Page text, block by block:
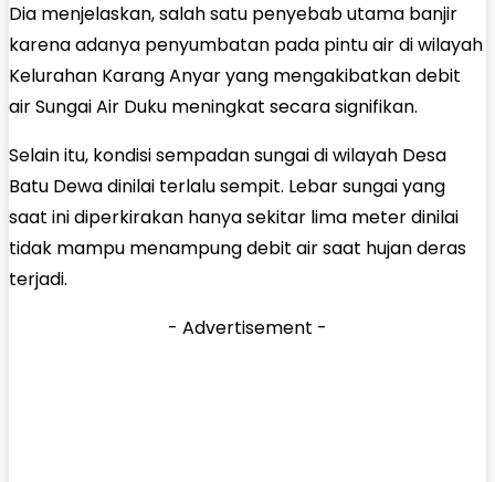
Dia menjelaskan, salah satu penyebab utama banjir
karena adanya penyumbatan pada pintu air di wilayah
Kelurahan Karang Anyar yang mengakibatkan debit
air Sungai Air Duku meningkat secara signifikan.
Selain itu, kondisi sempadan sungai di wilayah Desa
Batu Dewa dinilai terlalu sempit. Lebar sungai yang
saat ini diperkirakan hanya sekitar lima meter dinilai
tidak mampu menampung debit air saat hujan deras
terjadi.
- Advertisement -